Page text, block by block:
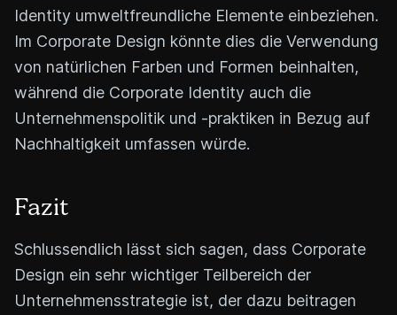
Identity umweltfreundliche Elemente einbeziehen.
Im Corporate Design könnte dies die Verwendung
von natürlichen Farben und Formen beinhalten,
während die Corporate Identity auch die
Unternehmenspolitik und -praktiken in Bezug auf
Nachhaltigkeit umfassen würde.
Fazit
Schlussendlich lässt sich sagen, dass Corporate
Design ein sehr wichtiger Teilbereich der
Unternehmensstrategie ist, der dazu beitragen